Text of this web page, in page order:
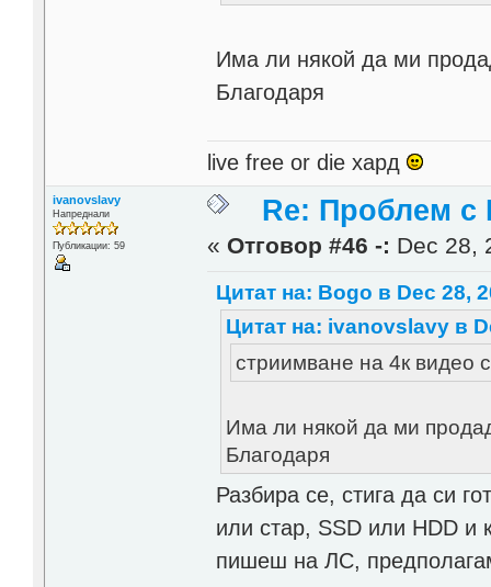
Има ли някой да ми
Благодаря
live free or die хард
ivanovslavy
Напреднали
Публикации: 59
Re: Проблем с
« Отговор #46 -: Dec 28,
Цитат на: Bogo в Dec 28,
Цитат на: ivanovslavy в
стриимване на 4к видео
Има ли някой да ми
Благодаря
Разбира се, стига да си
или стар, SSD или HDD
пишеш на ЛС,